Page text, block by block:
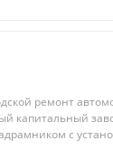
ремонт
капитальный
с